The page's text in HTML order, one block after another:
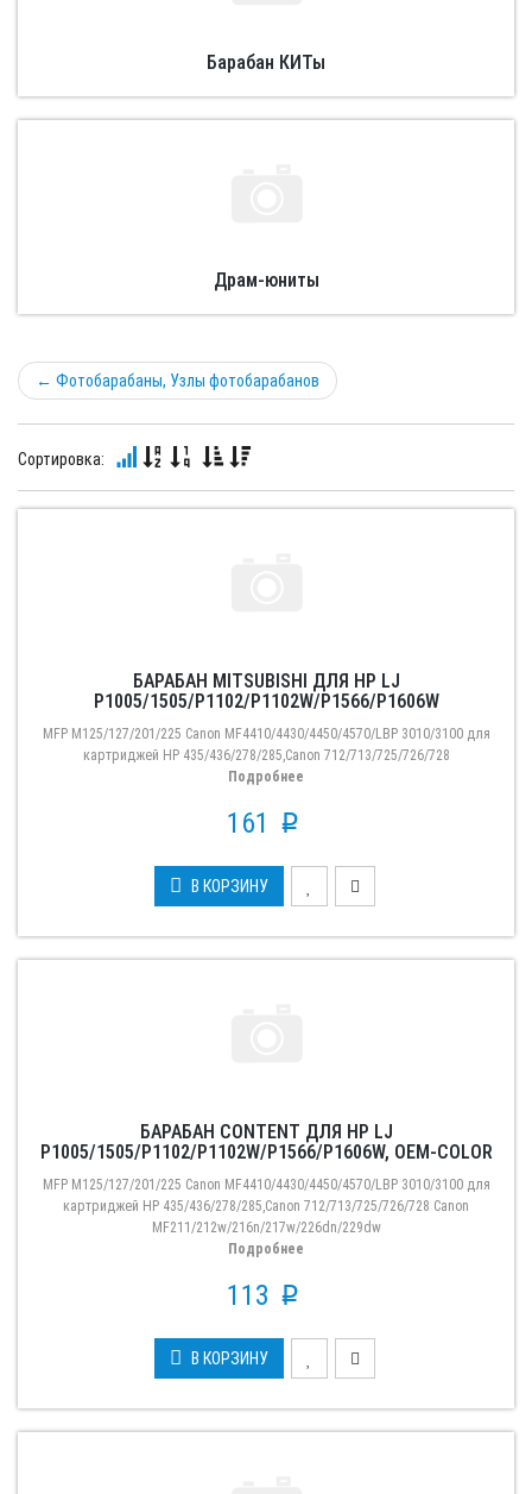
Барабан КИТы
Драм-юниты
← Фотобарабаны, Узлы фотобарабанов
Сортировка:
БАРАБАН MITSUBISHI ДЛЯ HP LJ
P1005/1505/P1102/P1102W/P1566/P1606W
MFP M125/127/201/225 Canon MF4410/4430/4450/4570/LBP 3010/3100 для
картриджей HP 435/436/278/285,Canon 712/713/725/726/728
Подробнее
161 p
В КОРЗИНУ
БАРАБАН CONTENT ДЛЯ HP LJ
P1005/1505/P1102/P1102W/P1566/P1606W, OEM-COLOR
MFP M125/127/201/225 Canon MF4410/4430/4450/4570/LBP 3010/3100 для
картриджей HP 435/436/278/285,Canon 712/713/725/726/728 Canon
MF211/212w/216n/217w/226dn/229dw
Подробнее
113 p
В КОРЗИНУ